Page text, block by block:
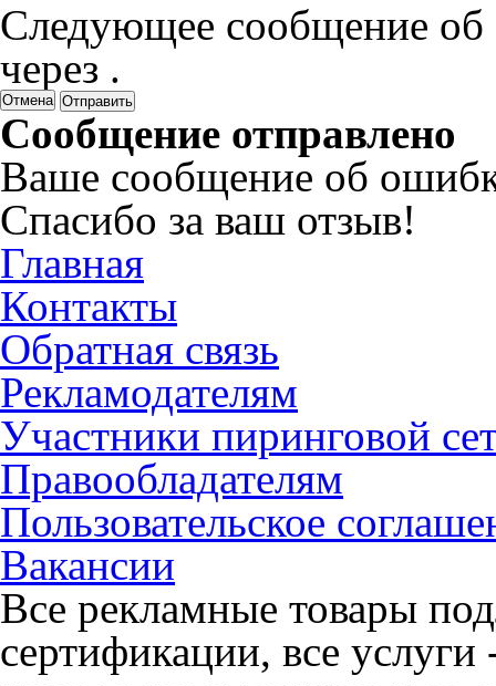
Следующее сообщение об
через .
Отмена
Сообщение отправлено
Ваше сообщение об
Спасибо за ваш отзыв!
Главная
Контакты
Обратная связь
Рекламодателям
Участники пиринговой
Правообладателям
Пользовательское
Вакансии
Все рекламные товары
сертификации, все